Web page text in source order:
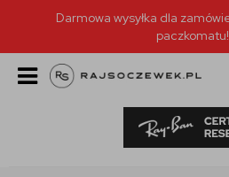
Darmowa wysyłka dla
paczkomatu!